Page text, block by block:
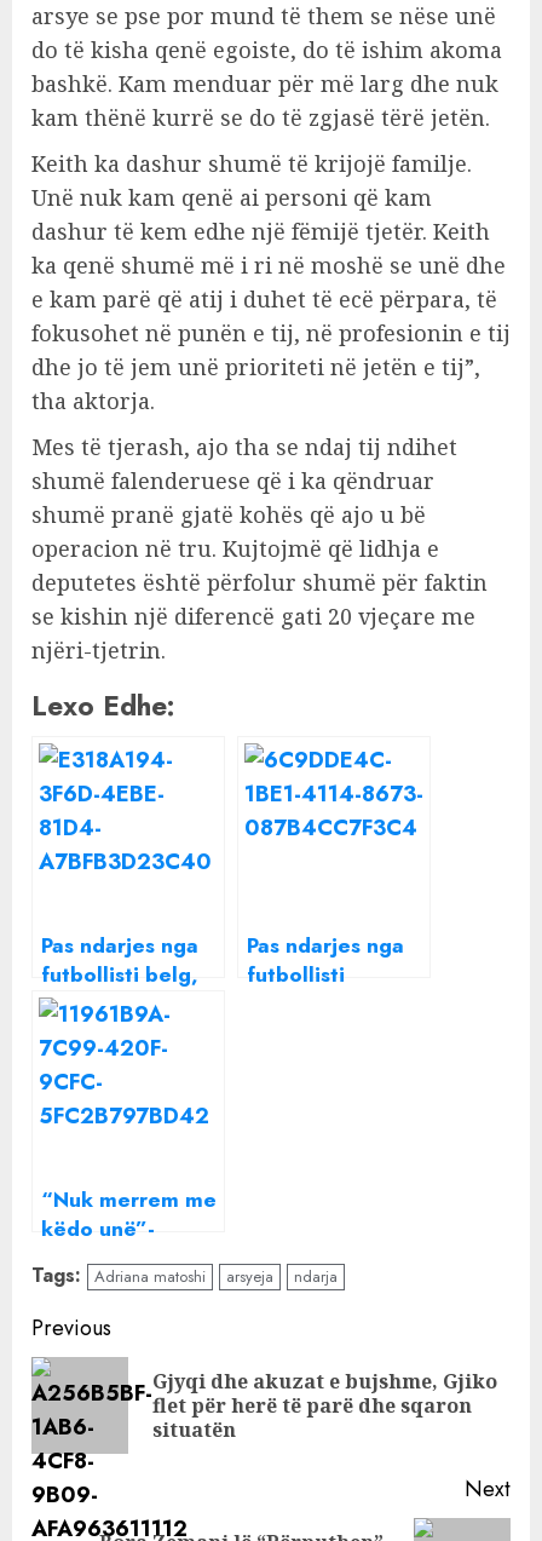
arsye se pse por mund të them se nëse unë
do të kisha qenë egoiste, do të ishim akoma
bashkë. Kam menduar për më larg dhe nuk
kam thënë kurrë se do të zgjasë tërë jetën.
Keith ka dashur shumë të krijojë familje.
Unë nuk kam qenë ai personi që kam
dashur të kem edhe një fëmijë tjetër. Keith
ka qenë shumë më i ri në moshë se unë dhe
e kam parë që atij i duhet të ecë përpara, të
fokusohet në punën e tij, në profesionin e tij
dhe jo të jem unë prioriteti në jetën e tij”,
tha aktorja.
Mes të tjerash, ajo tha se ndaj tij ndihet
shumë falenderuese që i ka qëndruar
shumë pranë gjatë kohës që ajo u bë
operacion në tru. Kujtojmë që lidhja e
deputetes është përfolur shumë për faktin
se kishin një diferencë gati 20 vjeçare me
njëri-tjetrin.
Lexo Edhe:
Pas ndarjes nga
futbollisti belg,
Adriana Matoshi i
kthehet jetës së
natës
Pas ndarjes nga
futbollisti
“Nuk merrem me
këdo unë”-
Adriana Matoshi
zbulon ‘arsyen’
përse është ende
beqare: Mua më
lusin
Tags: Adriana matoshi arsyeja ndarja
Continue
Reading
Previous
Gjyqi dhe akuzat e bujshme, Gjiko
flet për herë të parë dhe sqaron
situatën
Next